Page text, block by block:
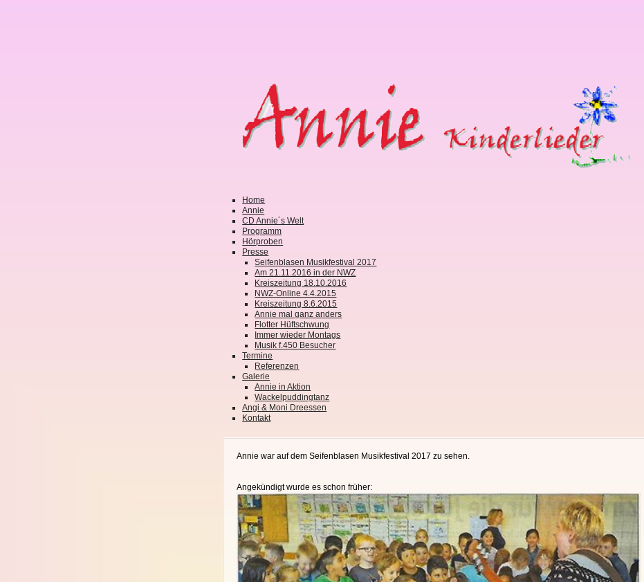
Home
Annie
CD Annie´s Welt
Programm
Hörproben
Presse
Seifenblasen Musikfestival 2017
Am 21.11.2016 in der NWZ
Kreiszeitung 18.10.2016
NWZ-Online 4.4.2015
Kreiszeitung 8.6.2015
Annie mal ganz anders
Flotter Hüftschwung
Immer wieder Montags
Musik f.450 Besucher
Termine
Referenzen
Galerie
Annie in Aktion
Wackelpuddingtanz
Angi & Moni Dreessen
Kontakt
Annie war auf dem Seifenblasen Musikfestival 2017 zu sehen.
Angekündigt wurde es schon früher: